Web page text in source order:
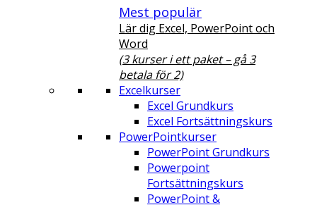
Mest populär
Lär dig Excel, PowerPoint och
Word
(3 kurser i ett paket – gå 3
betala för 2)
Excelkurser
Excel Grundkurs
Excel Fortsättningskurs
PowerPointkurser
PowerPoint Grundkurs
Powerpoint
Fortsättningskurs
PowerPoint &